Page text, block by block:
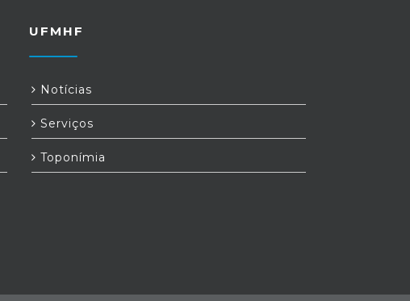
UFMHF
Notícias
Serviços
Toponímia